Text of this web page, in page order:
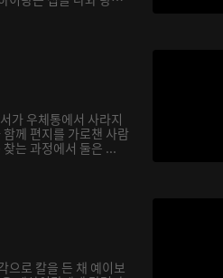
가 우체통에서 사라지
께 편지를 가로챈 사람
는 과정에서 둘은 ...
으로 칼을 든 채 예이보